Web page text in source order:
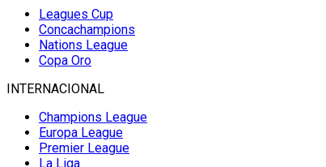
Leagues Cup
Concachampions
Nations League
Copa Oro
INTERNACIONAL
Champions League
Europa League
Premier League
La Liga